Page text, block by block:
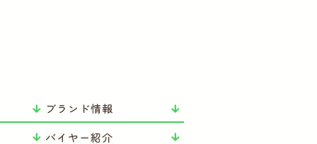
ブランド情報
バイヤー紹介